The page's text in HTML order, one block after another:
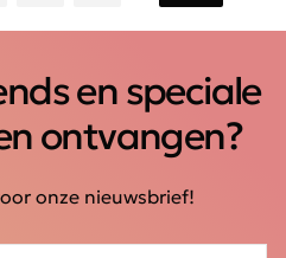
en speciale
ontvangen?
onze nieuwsbrief!